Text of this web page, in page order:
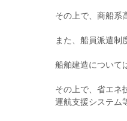
その上で、商船系
また、船員派遣制
船舶建造について
その上で、省エネ
運航支援システム